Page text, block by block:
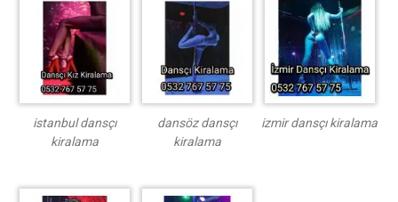
istanbul dansçı
kiralama
dansöz dansçı
kiralama
izmir dansçı kiralama